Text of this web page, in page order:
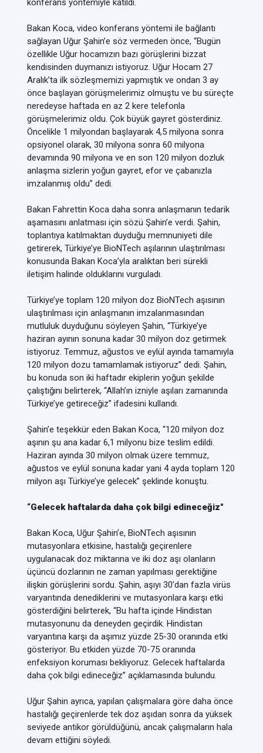
konferans yöntemiyle katıldı.
Bakan Koca, video konferans yöntemi ile bağlantı
sağlayan Uğur Şahin’e söz vermeden önce, “Bugün
özellikle Uğur hocamızın bazı görüşlerini bizzat
kendisinden duymanızı istiyoruz. Uğur Hocam 27
Aralık’ta ilk sözleşmemizi yapmıştık ve ondan 3 ay
önce başlayan görüşmelerimiz olmuştu ve bu süreçte
neredeyse haftada en az 2 kere telefonla
görüşmelerimiz oldu. Çok büyük gayret gösterdiniz.
Öncelikle 1 milyondan başlayarak 4,5 milyona sonra
opsiyonel olarak, 30 milyona sonra 60 milyona
devamında 90 milyona ve en son 120 milyon dozluk
anlaşma sizlerin yoğun gayret, efor ve çabanızla
imzalanmış oldu” dedi.
Bakan Fahrettin Koca daha sonra anlaşmanın tedarik
aşamasını anlatması için sözü Şahin’e verdi. Şahin,
toplantıya katılmaktan duyduğu memnuniyeti dile
getirerek, Türkiye’ye BioNTech aşılarının ulaştırılması
konusunda Bakan Koca’yla aralıktan beri sürekli
iletişim halinde olduklarını vurguladı.
Türkiye’ye toplam 120 milyon doz BioNTech aşısının
ulaştırılması için anlaşmanın imzalanmasından
mutluluk duyduğunu söyleyen Şahin, “Türkiye’ye
haziran ayının sonuna kadar 30 milyon doz getirmek
istiyoruz. Temmuz, ağustos ve eylül ayında tamamıyla
120 milyon dozu tamamlamak istiyoruz” dedi. Şahin,
bu konuda son iki haftadır ekiplerin yoğun şekilde
çalıştığını belirterek, “Allah’ın izniyle aşıları zamanında
Türkiye’ye getireceğiz” ifadesini kullandı.
Şahin’e teşekkür eden Bakan Koca, “120 milyon doz
aşının şu ana kadar 6,1 milyonu bize teslim edildi.
Haziran ayında 30 milyon olmak üzere temmuz,
ağustos ve eylül sonuna kadar yani 4 ayda toplam 120
milyon aşı Türkiye’ye gelecek” şeklinde konuştu.
“Gelecek haftalarda daha çok bilgi edineceğiz"
Bakan Koca, Uğur Şahin’e, BioNTech aşısının
mutasyonlara etkisine, hastalığı geçirenlere
uygulanacak doz miktarına ve iki doz aşı olanların
üçüncü dozlarının ne zaman yapılması gerektiğine
ilişkin görüşlerini sordu. Şahin, aşıyı 30’dan fazla virüs
varyantında denediklerini ve mutasyonlara karşı etki
gösterdiğini belirterek, “Bu hafta içinde Hindistan
mutasyonunu da deneyden geçirdik. Hindistan
varyantına karşı da aşımız yüzde 25-30 oranında etki
gösteriyor. Bu etkiden yüzde 70-75 oranında
enfeksiyon koruması bekliyoruz. Gelecek haftalarda
daha çok bilgi edineceğiz” açıklamasında bulundu.
Uğur Şahin ayrıca, yapılan çalışmalara göre daha önce
hastalığı geçirenlerde tek doz aşıdan sonra da yüksek
seviyede antikor görüldüğünü, ancak çalışmaların hala
devam ettiğini söyledi.